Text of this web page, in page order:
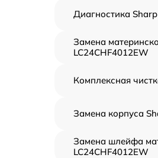
Диагностика
Замена
LC24CHF4012EW
Комплексная
Замена корпуса
Замена шлейфа
LC24CHF4012EW